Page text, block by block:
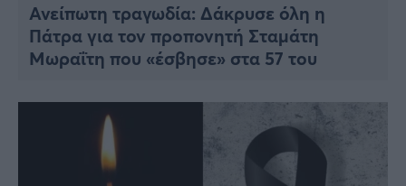
Ανείπωτη τραγωδία: Δάκρυσε όλη η
Πάτρα για τον προπονητή Σταμάτη
Μωραΐτη που «έσβησε» στα 57 του